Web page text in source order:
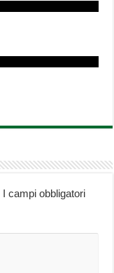
I campi obbligatori